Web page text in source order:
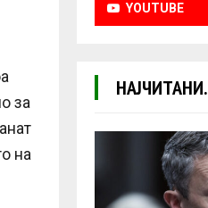
за
на
YOUTUBE
НАЈЧИТАНИ.